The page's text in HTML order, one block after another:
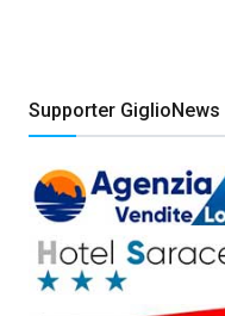
Supporter GiglioNews